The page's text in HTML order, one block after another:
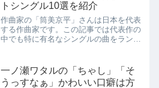
トシングル10選を紹介
作曲家の「筒美京平」さんは日本を代表
する作曲家です。この記事では代表作の
中でも特に有名なシングルの曲をランキ
一ノ瀬ワタルの「ちゃし」「そ
うっすなぁ」かわいい口癖は方